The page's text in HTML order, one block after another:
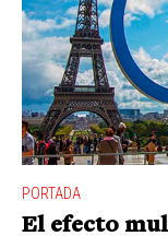
PORTADA
El efecto